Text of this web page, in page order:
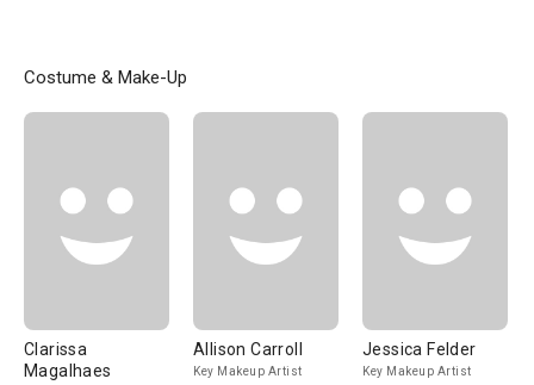
Costume & Make-Up
Clarissa
Magalhaes
Allison Carroll
Key Makeup Artist
Jessica Felder
Key Makeup Artist